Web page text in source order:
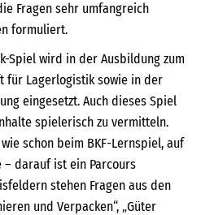
Fragen sehr umfangreich
formuliert.
Spiel wird in der Ausbildung zum
für Lagerlogistik sowie in der
eingesetzt. Auch dieses Spiel
spielerisch zu vermitteln.
schon beim BKF-Lernspiel, auf
darauf ist ein Parcours
stehen Fragen aus den
und Verpacken“, „Güter